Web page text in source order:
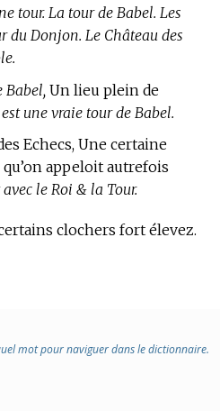
tour. La tour de Babel. Les
du Donjon. Le Château des
Babel, Un lieu plein de
une vraie tour de Babel.
Echecs, Une certaine
qu’on appeloit autrefois
le Roi & la Tour.
clochers fort élevez.
mot pour naviguer dans le dictionnaire.